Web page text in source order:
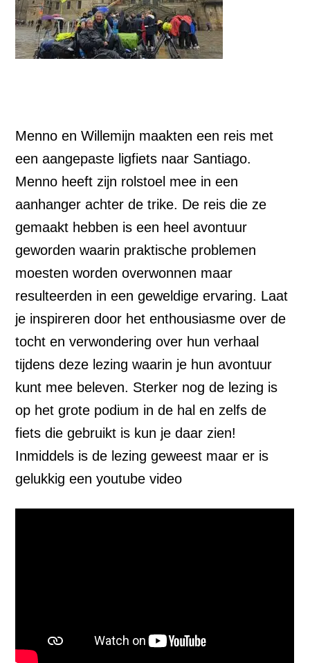
Menno en Willemijn maakten een reis met
een aangepaste ligfiets naar Santiago.
Menno heeft zijn rolstoel mee in een
aanhanger achter de trike. De reis die ze
gemaakt hebben is een heel avontuur
geworden waarin praktische problemen
moesten worden overwonnen maar
resulteerden in een geweldige ervaring. Laat
je inspireren door het enthousiasme over de
tocht en verwondering over hun verhaal
tijdens deze lezing waarin je hun avontuur
kunt mee beleven. Sterker nog de lezing is
op het grote podium in de hal en zelfs de
fiets die gebruikt is kun je daar zien!
Inmiddels is de lezing geweest maar er is
gelukkig een youtube video